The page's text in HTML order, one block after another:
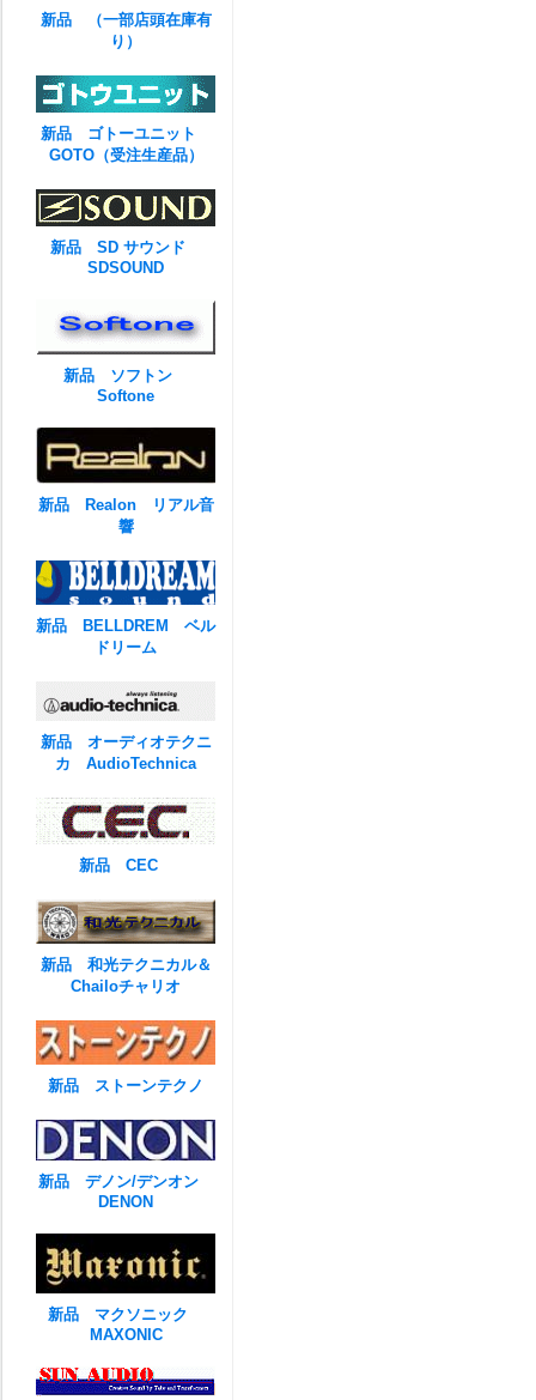
新品 （一部店頭在庫有
り）
新品 ゴトーユニット
GOTO（受注生産品）
新品 SD サウンド
SDSOUND
新品 ソフトン
Softone
新品 Realon リアル音
響
新品 BELLDREM ベル
ドリーム
新品 オーディオテクニ
カ AudioTechnica
新品 CEC
新品 和光テクニカル＆
Chailoチャリオ
新品 ストーンテクノ
新品 デノン/デンオン
DENON
新品 マクソニック
MAXONIC